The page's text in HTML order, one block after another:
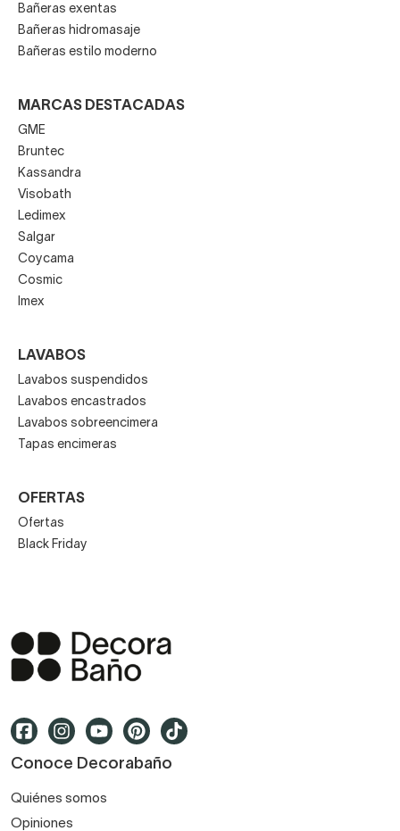
Bañeras exentas
Bañeras hidromasaje
Bañeras estilo moderno
MARCAS DESTACADAS
GME
Bruntec
Kassandra
Visobath
Ledimex
Salgar
Coycama
Cosmic
Imex
LAVABOS
Lavabos suspendidos
Lavabos encastrados
Lavabos sobreencimera
Tapas encimeras
OFERTAS
Ofertas
Black Friday
Conoce Decorabaño
Quiénes somos
Opiniones